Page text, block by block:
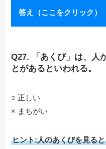
答え（ここをクリック）
Q27. 「あくび」は、人
とがあるといわれる。
○ 正しい
× まちがい
ヒント:人のあくびを見る